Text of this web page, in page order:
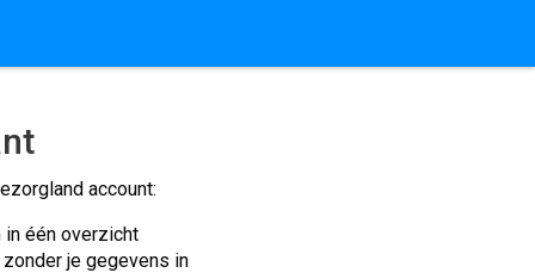
account:
één overzicht
je gegevens in